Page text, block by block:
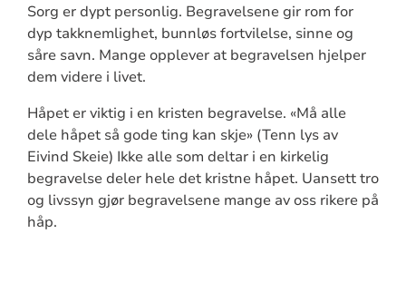
Sorg er dypt personlig. Begravelsene gir rom for
dyp takknemlighet, bunnløs fortvilelse, sinne og
såre savn. Mange opplever at begravelsen hjelper
dem videre i livet.
Håpet er viktig i en kristen begravelse. «Må alle
dele håpet så gode ting kan skje» (Tenn lys av
Eivind Skeie) Ikke alle som deltar i en kirkelig
begravelse deler hele det kristne håpet. Uansett tro
og livssyn gjør begravelsene mange av oss rikere på
håp.